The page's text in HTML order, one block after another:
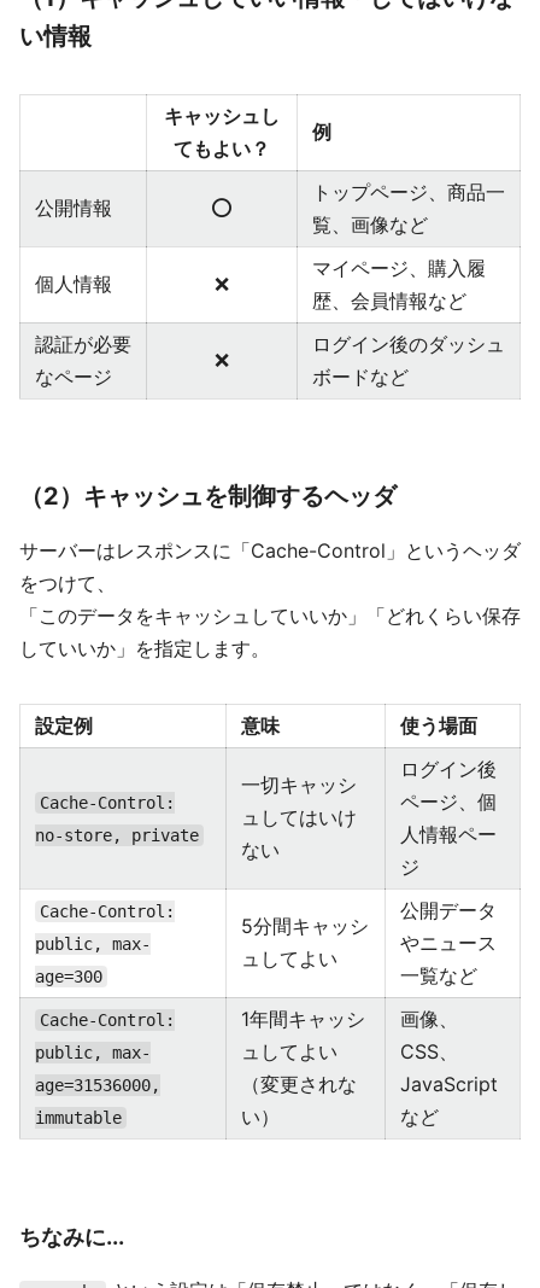
い情報
キャッシュし
てもよい？
例
公開情報 ⭕️
トップページ、商品一
覧、画像など
個人情報 ❌
マイページ、購入履
歴、会員情報など
認証が必要
なページ
❌
ログイン後のダッシュ
ボードなど
（2）キャッシュを制御するヘッダ
サーバーはレスポンスに「Cache-Control」というヘッダ
をつけて、
「このデータをキャッシュしていいか」「どれくらい保存
していいか」を指定します。
設定例 意味 使う場面
Cache-Control:
no-store, private
一切キャッシ
ュしてはいけ
ない
ログイン後
ページ、個
人情報ペー
ジ
Cache-Control:
public, max-
age=300
5分間キャッシ
ュしてよい
公開データ
やニュース
一覧など
Cache-Control:
public, max-
age=31536000,
immutable
1年間キャッシ
ュしてよい
（変更されな
い）
画像、
CSS、
JavaScript
など
ちなみに...